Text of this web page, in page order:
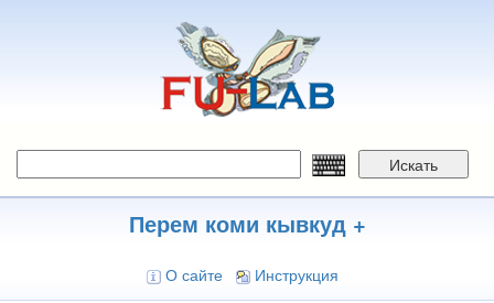
Искать
Перем коми кывкуд +
О сайте Инструкция